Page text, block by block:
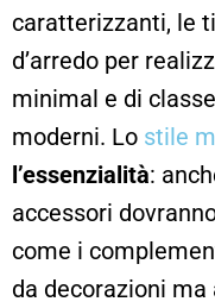
caratterizzanti, le
d’arredo per
minimal e di
moderni. Lo stile
l’essenzialità:
accessori
come i
da decorazioni